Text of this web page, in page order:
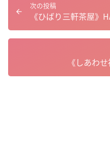
《しあわ
次の投稿
《ひばり三軒茶屋》